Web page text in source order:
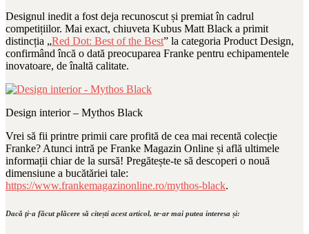
Designul inedit a fost deja recunoscut și premiat în cadrul
competițiilor. Mai exact, chiuveta Kubus Matt Black a primit
distincția „Red Dot: Best of the Best” la categoria Product Design,
confirmând încă o dată preocuparea Franke pentru echipamentele
inovatoare, de înaltă calitate.
Design interior – Mythos Black
Vrei să fii printre primii care profită de cea mai recentă colecție
Franke? Atunci intră pe Franke Magazin Online și află ultimele
informații chiar de la sursă! Pregătește-te să descoperi o nouă
dimensiune a bucătăriei tale:
https://www.frankemagazinonline.ro/mythos-black.
Dacă ți-a făcut plăcere să citești acest articol, te-ar mai putea interesa și: